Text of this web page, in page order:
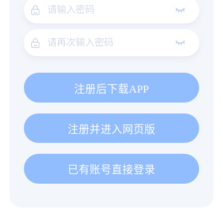
注册后下载APP
注册并进入网页版
已有账号直接登录